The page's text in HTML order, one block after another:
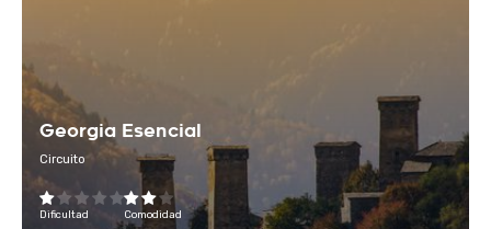
Georgia Esencial
Circuito
Dificultad Comodidad